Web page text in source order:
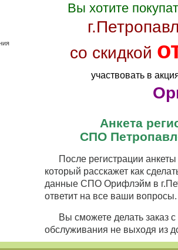
Вы хотите
со скидкой
участвовать в
Анкета
СПО
После регистрации
который расскажет как
данные СПО Орифлэйм в
ответит на все ваши вопросы.
Вы сможете делать заказ
обслуживания не выходя из